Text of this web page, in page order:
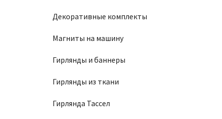
Декоративные комплекты
Магниты на машину
Гирлянды и баннеры
Гирлянды из ткани
Гирлянда Тассел